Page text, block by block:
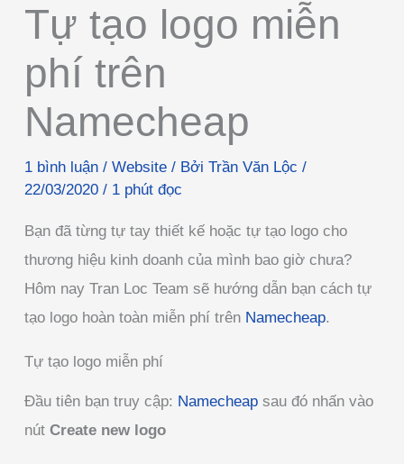
Tự tạo logo miễn
phí trên
Namecheap
1 bình luận / Website/ Bởi Trần Văn Lộc /
22/03/2020 / 1 phút đọc
Bạn đã từng tự tay thiết kế hoặc tự tạo logo cho
thương hiệu kinh doanh của mình bao giờ chưa?
Hôm nay Tran Loc Team sẽ hướng dẫn bạn cách tự
tạo logo hoàn toàn miễn phí trên Namecheap.
Tự tạo logo miễn phí
Đầu tiên bạn truy cập: Namecheapsau đó nhấn vào
nút Create new logo